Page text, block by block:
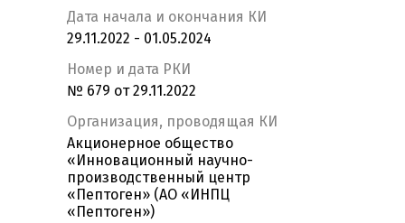
Дата начала и окончания КИ
29.11.2022 - 01.05.2024
Номер и дата РКИ
№ 679 от 29.11.2022
Организация, проводящая КИ
Акционерное общество
«Инновационный научно-
производственный центр
«Пептоген» (АО «ИНПЦ
«Пептоген»)